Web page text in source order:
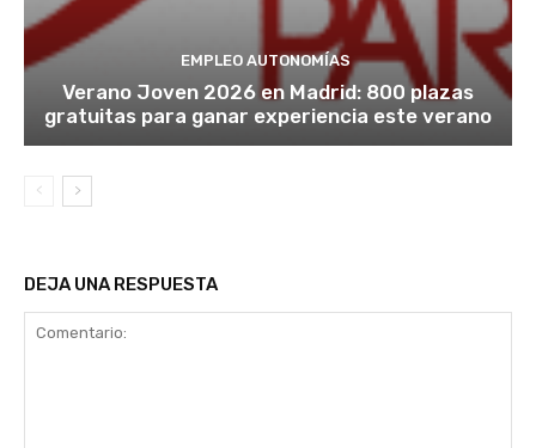
EMPLEO AUTONOMÍAS
Verano Joven 2026 en Madrid: 800 plazas
gratuitas para ganar experiencia este verano
DEJA UNA RESPUESTA